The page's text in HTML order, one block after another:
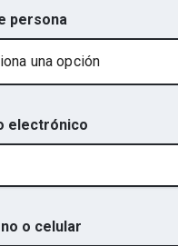
persona
una opción
electrónico
o celular